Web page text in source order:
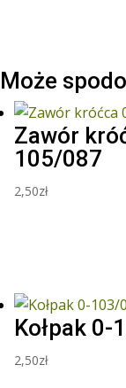
Może
Zawór
105/087
2,50zł
Kołpak 0-
2,50zł